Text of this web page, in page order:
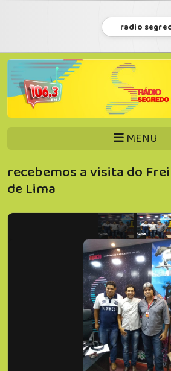
radio
MENU
recebemos a visita do
de Lima